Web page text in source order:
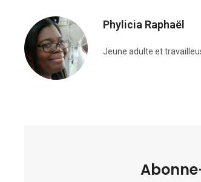
Phylicia Raphaël
Jeune adulte et